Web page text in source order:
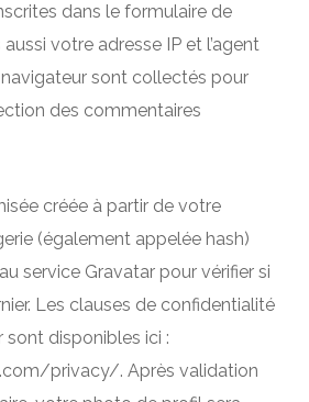
dans le formulaire de
votre adresse IP et l’agent
sont collectés pour
des commentaires
créée à partir de votre
(également appelée hash)
service Gravatar pour vérifier si
Les clauses de confidentialité
sont disponibles ici :
privacy/. Après validation